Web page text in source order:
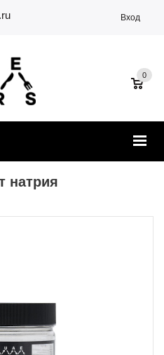
Вход
0
натрия